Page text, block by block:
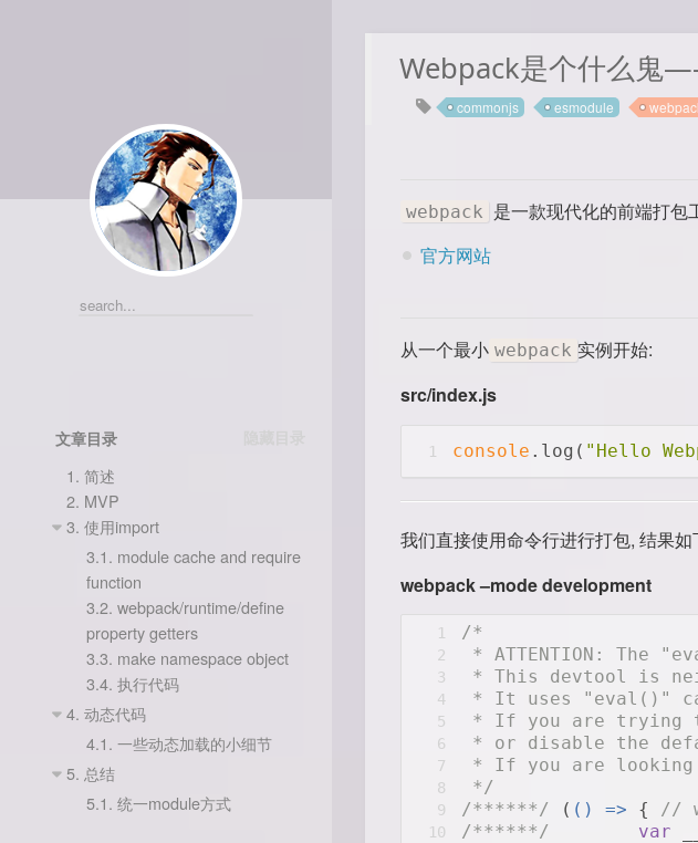
Webpack是个什么鬼
commonjs esmodule
webpack 是一款现代化的前端打包
官方网站
从一个最小 webpack 实例开始:
src/index.js
1 console .log( "Hello
我们直接使用命令行进行打包, 结果如
webpack –mode development
1
2
3
4
5
6
7
8
9
10
/*
* ATTENTION: The
* This devtool is
* It uses "eval()"
* If you are trying
* or disable the
* If you are looking
*/
/******/
( () => { //
/******/
var
文章目录
1. 简述
2. MVP
3. 使用import
3.1. module cache and require
function
3.2. webpack/runtime/define
property getters
3.3. make namespace object
3.4. 执行代码
4. 动态代码
4.1. 一些动态加载的小细节
5. 总结
5.1. 统一module方式